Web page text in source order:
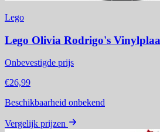
Lego
Lego Olivia Rodrigo's
Onbevestigde prijs
€26,99
Beschikbaarheid onbekend
Vergelijk prijzen